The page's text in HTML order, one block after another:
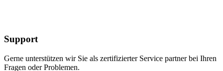
Support
Gerne unterstützen wir Sie als zertifizierter Service partner bei Ihren
Fragen oder Problemen.